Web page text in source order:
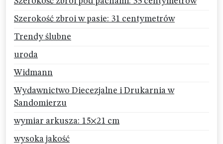
Szerokość zbroi w pasie: 31 centymetrów
Trendy ślubne
uroda
Widmann
Wydawnictwo Diecezjalne i Drukarnia w
Sandomierzu
wymiar arkusza: 15×21 cm
wysoka jakość